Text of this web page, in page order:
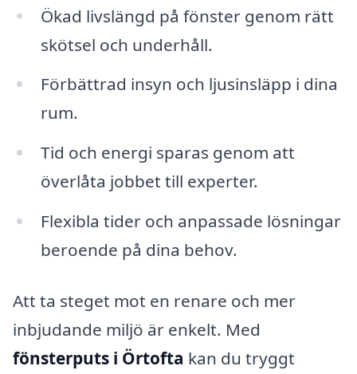
Ökad livslängd på fönster genom rätt
skötsel och underhåll.
Förbättrad insyn och ljusinsläpp i dina
rum.
Tid och energi sparas genom att
överlåta jobbet till experter.
Flexibla tider och anpassade lösningar
beroende på dina behov.
Att ta steget mot en renare och mer
inbjudande miljö är enkelt. Med
fönsterputs i Örtofta kan du tryggt